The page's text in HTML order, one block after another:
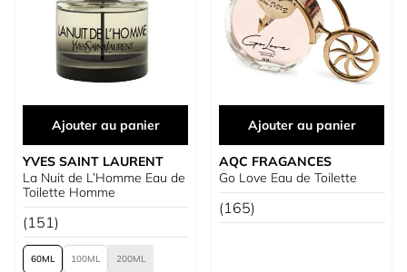
Ajouter au panier
YVES SAINT LAURENT
La Nuit de L’Homme Eau de
Toilette Homme
(151)
60 100 200
Ajouter au panier
AQC FRAGANCES
Go Love Eau de Toilette
(165)